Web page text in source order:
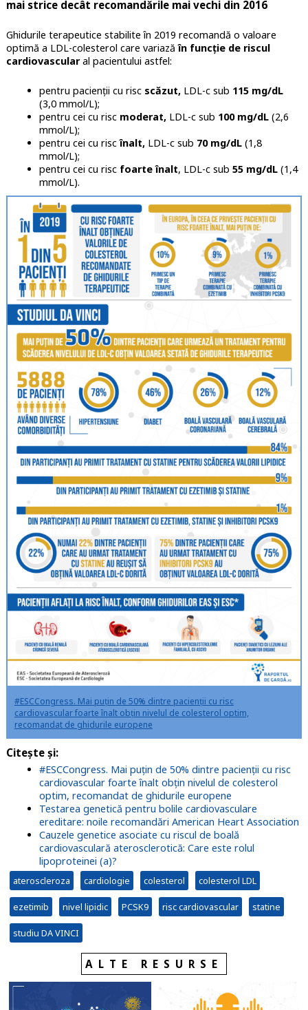
mai strice decât recomandările mai vechi din 2016
Ghidurile terapeutice stabilite în 2019 recomandă o valoare
optimă a LDL-colesterol care variazăîn funcție de riscul
cardiovascularal pacientului astfel:
pentru pacienții cu risc scăzut,LDL-c sub 115 mg/dL
(3,0 mmol/L);
pentru cei cu risc moderat,LDL-c sub 100 mg/dL(2,6
mmol/L);
pentru cei cu riscînalt,LDL-c sub 70 mg/dL(1,8
mmol/L);
pentru cei cu riscfoarte înalt, LDL-c sub 55 mg/dL(1,4
mmol/L).
#ESCCongress. Mai puțin de 50% dintre pacienții cu risc
cardiovascular foarte înalt obțin nivelul de colesterol optim,
recomandat de ghidurile europene
Citește și:
#ESCCongress. Mai puțin de 50% dintre pacienții cu risc
cardiovascular foarte înalt obțin nivelul de colesterol
optim, recomandat de ghidurile europene
Testarea genetică pentru bolile cardiovasculare
ereditare: noile recomandări American Heart Association
Cauzele genetice asociate cu riscul de boală
cardiovasculară aterosclerotică: Care este rolul
lipoproteinei (a)?
ateroscleroza cardiologie colesterol colesterol LDL
ezetimib nivel lipidic PCSK9 risc cardiovascular statine
studiu DA VINCI
ALTE RESURSE